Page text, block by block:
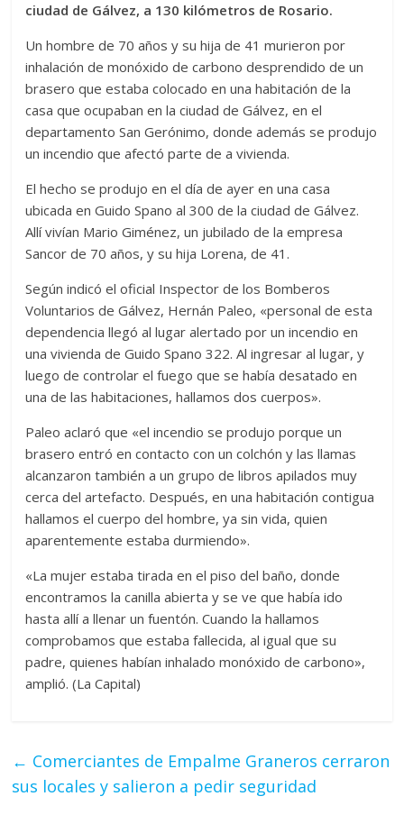
ciudad de Gálvez, a 130 kilómetros de Rosario.
Un hombre de 70 años y su hija de 41 murieron por
inhalación de monóxido de carbono desprendido de un
brasero que estaba colocado en una habitación de la
casa que ocupaban en la ciudad de Gálvez, en el
departamento San Gerónimo, donde además se produjo
un incendio que afectó parte de a vivienda.
El hecho se produjo en el día de ayer en una casa
ubicada en Guido Spano al 300 de la ciudad de Gálvez.
Allí vivían Mario Giménez, un jubilado de la empresa
Sancor de 70 años, y su hija Lorena, de 41.
Según indicó el oficial Inspector de los Bomberos
Voluntarios de Gálvez, Hernán Paleo, «personal de esta
dependencia llegó al lugar alertado por un incendio en
una vivienda de Guido Spano 322. Al ingresar al lugar, y
luego de controlar el fuego que se había desatado en
una de las habitaciones, hallamos dos cuerpos».
Paleo aclaró que «el incendio se produjo porque un
brasero entró en contacto con un colchón y las llamas
alcanzaron también a un grupo de libros apilados muy
cerca del artefacto. Después, en una habitación contigua
hallamos el cuerpo del hombre, ya sin vida, quien
aparentemente estaba durmiendo».
«La mujer estaba tirada en el piso del baño, donde
encontramos la canilla abierta y se ve que había ido
hasta allí a llenar un fuentón. Cuando la hallamos
comprobamos que estaba fallecida, al igual que su
padre, quienes habían inhalado monóxido de carbono»,
amplió. (La Capital)
← Comerciantes de Empalme Graneros cerraron
sus locales y salieron a pedir seguridad